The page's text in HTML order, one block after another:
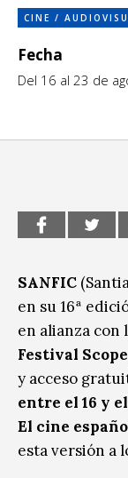
Sitios de interés
Ciudadanía /
Escénicas
Formación
Patrimonio
CINE /
Fecha
Del 16 al 23 de
SANFIC
en su 16ª
en alianza con
Festival
y acceso
entre el 16 y
El cine
esta versión a